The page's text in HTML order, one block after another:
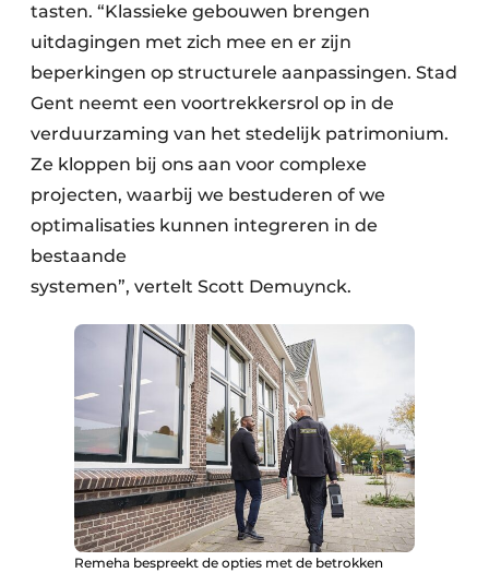
tasten. “Klassieke gebouwen brengen
uitdagingen met zich mee en er zijn
beperkingen op structurele aanpassingen. Stad
Gent neemt een voortrekkersrol op in de
verduurzaming van het stedelijk patrimonium.
Ze kloppen bij ons aan voor complexe
projecten, waarbij we bestuderen of we
optimalisaties kunnen integreren in de
bestaande
systemen”, vertelt Scott Demuynck.
Remeha bespreekt de opties met de betrokken